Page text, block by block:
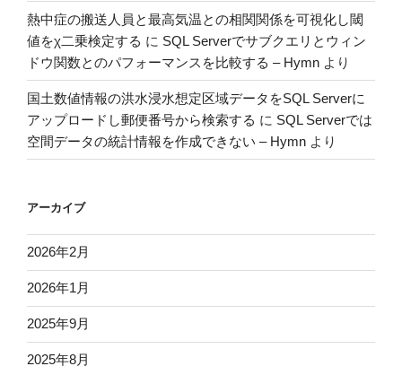
熱中症の搬送人員と最高気温との相関関係を可視化し閾
値をχ二乗検定する に SQL Serverでサブクエリとウィン
ドウ関数とのパフォーマンスを比較する – Hymn より
国土数値情報の洪水浸水想定区域データをSQL Serverに
アップロードし郵便番号から検索する に SQL Serverでは
空間データの統計情報を作成できない – Hymn より
アーカイブ
2026年2月
2026年1月
2025年9月
2025年8月